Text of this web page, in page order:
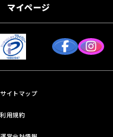
マイページ
サイトマップ
利用規約